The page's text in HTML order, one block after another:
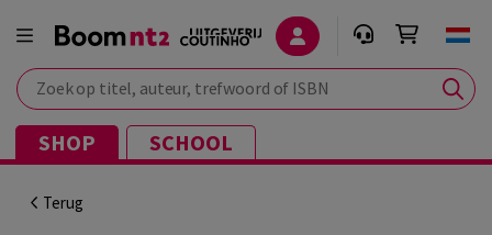
Zoek op titel, auteur, trefwoord of ISBN
SHOP SCHOOL
Terug